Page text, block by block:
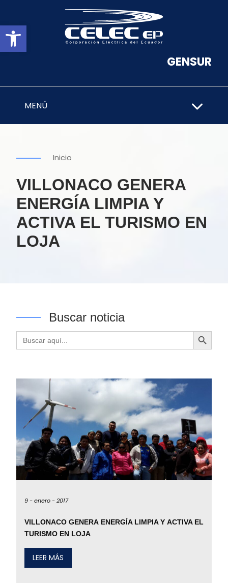
Abrir barra de herramientas
GENSUR
MENÚ
Inicio
VILLONACO GENERA
ENERGÍA LIMPIA Y
ACTIVA EL TURISMO EN
LOJA
Buscar noticia
Buscar: Botón de búsqueda
9 -enero -2017
VILLONACO GENERA ENERGÍA LIMPIA Y ACTIVA EL
TURISMO EN LOJA
LEER MÁS